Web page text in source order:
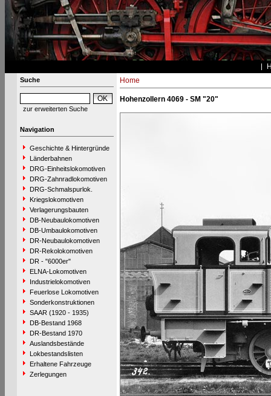
Suche
zur erweiterten Suche
Navigation
Geschichte & Hintergründe
Länderbahnen
DRG-Einheitslokomotiven
DRG-Zahnradlokomotiven
DRG-Schmalspurlok.
Kriegslokomotiven
Verlagerungsbauten
DB-Neubaulokomotiven
DB-Umbaulokomotiven
DR-Neubaulokomotiven
DR-Rekolokomotiven
DR - "6000er"
ELNA-Lokomotiven
Industrielokomotiven
Feuerlose Lokomotiven
Sonderkonstruktionen
SAAR (1920 - 1935)
DB-Bestand 1968
DR-Bestand 1970
Auslandsbestände
Lokbestandslisten
Erhaltene Fahrzeuge
Zerlegungen
Home
Hohenzollern 4069 - SM "20"